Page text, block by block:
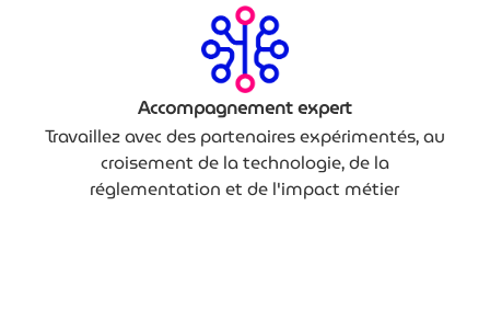
Accompagnement expert
Travaillez avec des partenaires expérimentés, au
croisement de la technologie, de la
réglementation et de l'impact métier